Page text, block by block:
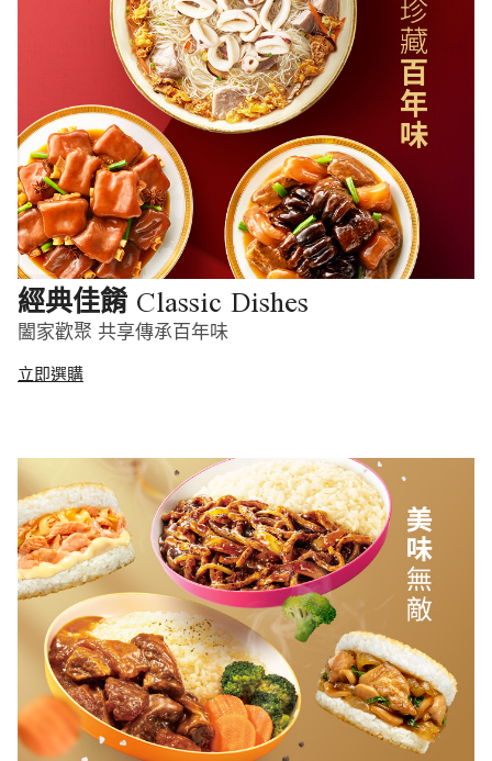
經典佳餚 Classic Dishes
闔家歡聚 共享傳承百年味
立即選購